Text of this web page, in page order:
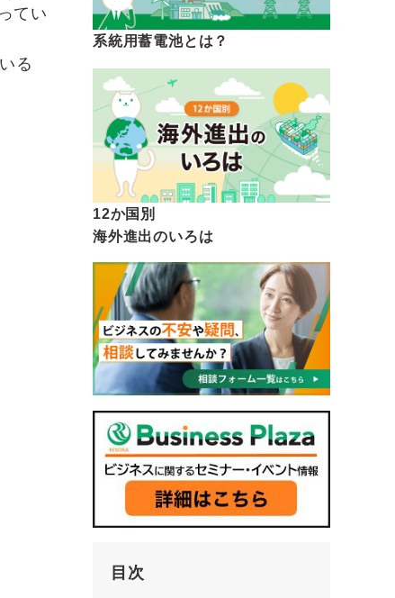
てい
る
系統用蓄電池とは？
12か国別
海外進出のいろは
目次